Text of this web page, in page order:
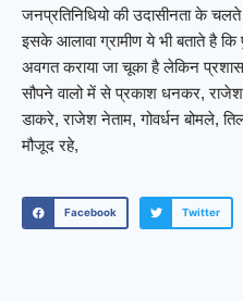
जनप्रतिनिधियो की उदासीनता के
इसके आलावा ग्रामीण ये भी बताते है
अवगत कराया जा चूका है लेकिन
सौपने वालो में से प्रकाश धनकर,
डाकरे, राजेश नेताम, गोवर्धन बोमले,
मौजूद रहे,
Facebook Twitter